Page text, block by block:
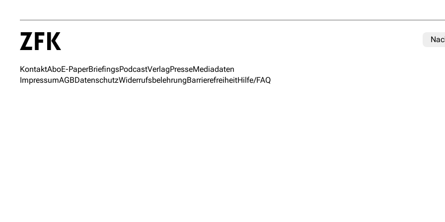
KontaktAboE-PaperBriefingsPodcastVerlagPresseMediadaten
ImpressumAGBDatenschutzWiderrufsbelehrungBarrierefreiheitHilfe/FAQ